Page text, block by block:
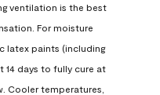
ventilation is the best
For moisture
latex paints (including
14 days to fully cure at
Cooler temperatures,